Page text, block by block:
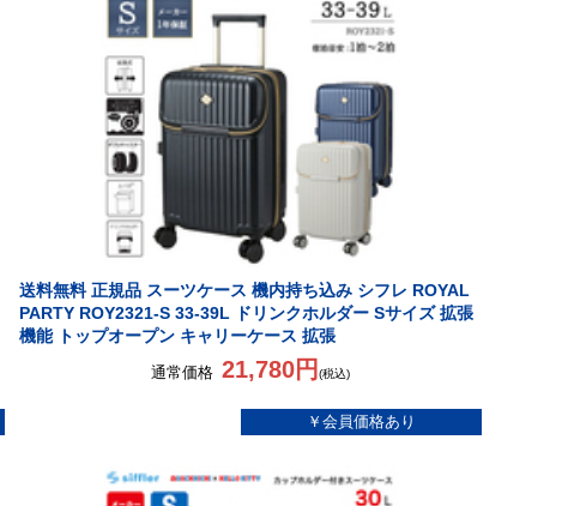
送料無料 正規品 スーツケース 機内持ち込み シフレ ROYAL
PARTY ROY2321-S 33-39L ドリンクホルダー Sサイズ 拡張
機能 トップオープン キャリーケース 拡張
通常価格 21,780円 (税込)